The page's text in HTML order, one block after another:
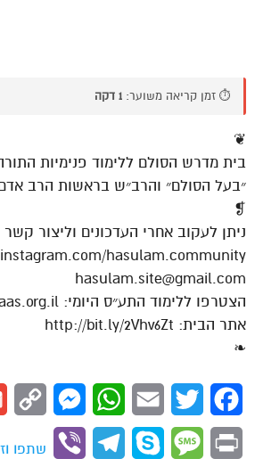
⏱️ זמן קריאה משוער: 1 דקה
❦
בית מדרש הסולם ללימוד פנימיות
״בעל הסולם״ והרב״ש בראשות הרב אדם
❡
ניתן לעקוב אחרי העדכונים וליצור קשר
hasulam.community
hasulam.site@gmail.com
הצטרפו ללימוד התע״ס היומי: https://dafhayomitaas.org.il
אתר הבית: http://bit.ly/2Vhv6Zt
❧
Facebook
Twitter
Email
WhatsApp
Print
Message
Skype
Telegram
Viber
שתפו